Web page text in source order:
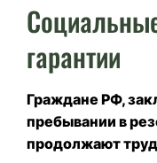
гарантии
Граждане РФ,
пребывании в
продолжают